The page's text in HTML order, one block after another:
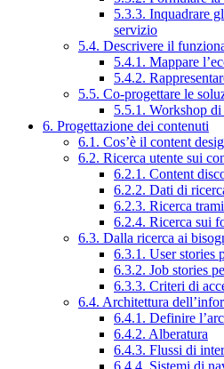
5.3.3. Inquadrare
servizio
5.4. Descrivere il
5.4.1. Mappare
5.4.2.
5.5. Co-progettare le
5.5.1. Workshop
6. Progettazione dei contenuti
6.1. Cos’è il content
6.2. Ricerca utente sui
6.2.1. Content
6.2.2. Dati di
6.2.3. Ricerca
6.2.4. Ricerca sui
6.3. Dalla ricerca ai
6.3.1. User stories
6.3.2. Job stories
6.3.3. Criteri di
6.4. Architettura
6.4.1. Definire
6.4.2. Alberatura
6.4.3. Flussi di
6.4.4. Sistemi di